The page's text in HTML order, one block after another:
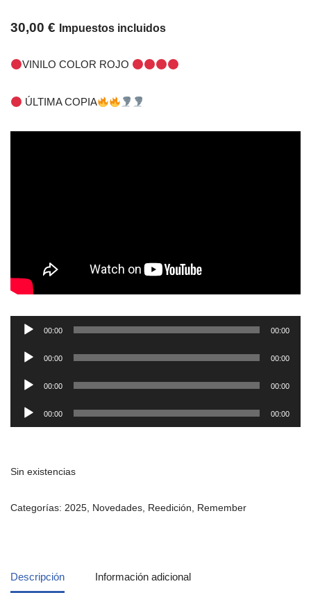
30,00 € Impuestos incluidos
VINILO COLOR ROJO
ÚLTIMA COPIA
Reproductor
audio
00:00 00:00
Reproductor
audio
00:00 00:00
Reproductor
audio
00:00 00:00
Reproductor
00:00 00:00
Sin existencias
Categorías: 2025 Novedades Reedición Remember
Descripción Información adicional